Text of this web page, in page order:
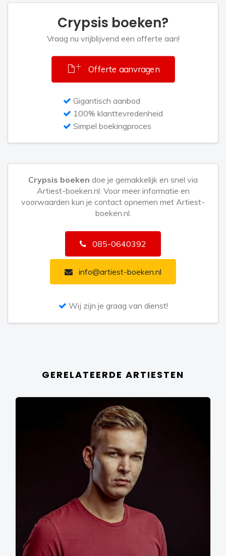
Thrillogy in de Jaarbeurs in Utrecht had hij een eigen
area (zaal).
Hij draait raw hardstyle en wisselt dj-optredens af
met live-acts.
Crypsis boeken?
Vraag nu vrijblijvend een offerte aan!
Offerte aanvragen
Gigantisch aanbod
100% klanttevredenheid
Simpel boekingproces
Crypsis boeken doe je gemakkelijk en snel via
Artiest-boeken.nl. Voor meer informatie en
voorwaarden kun je contact opnemen met Artiest-
boeken.nl.
085-0640392
info@artiest-boeken.nl
Wij zijn je graag van dienst!
GERELATEERDE ARTIESTEN